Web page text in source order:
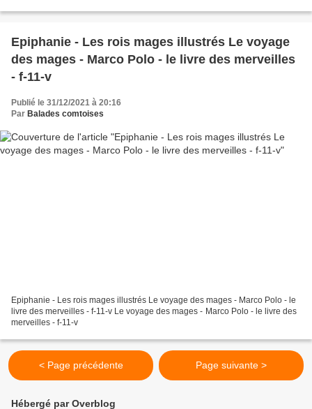
Epiphanie - Les rois mages illustrés Le voyage
des mages - Marco Polo - le livre des merveilles
- f-11-v
Publié le 31/12/2021 à 20:16
Par Balades comtoises
Epiphanie - Les rois mages illustrés Le voyage des mages - Marco Polo - le
livre des merveilles - f-11-v Le voyage des mages - Marco Polo - le livre des
merveilles - f-11-v
< Page précédente Page suivante >
Hébergé par Overblog